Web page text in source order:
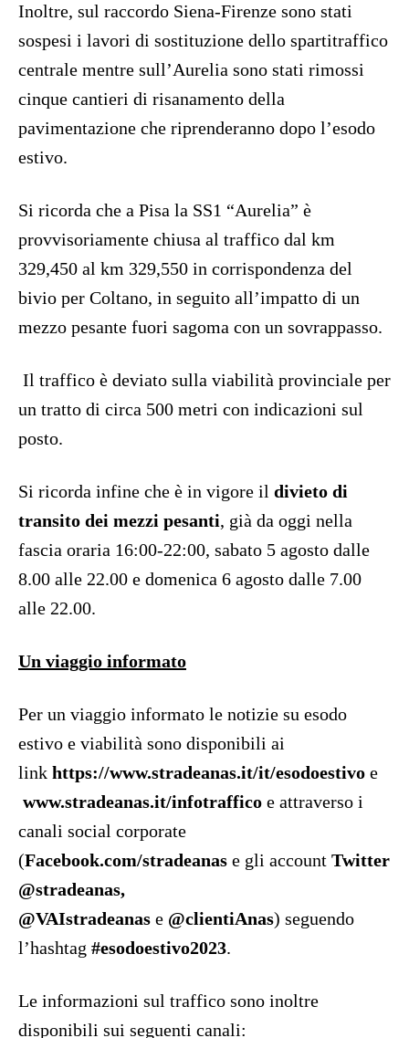
Inoltre, sul raccordo Siena-Firenze sono stati
sospesi i lavori di sostituzione dello spartitraffico
centrale mentre sull’Aurelia sono stati rimossi
cinque cantieri di risanamento della
pavimentazione che riprenderanno dopo l’esodo
estivo.
Si ricorda che a Pisa la SS1 “Aurelia” è
provvisoriamente chiusa al traffico dal km
329,450 al km 329,550 in corrispondenza del
bivio per Coltano, in seguito all’impatto di un
mezzo pesante fuori sagoma con un sovrappasso.
Il traffico è deviato sulla viabilità provinciale per
un tratto di circa 500 metri con indicazioni sul
posto.
Si ricorda infine che è in vigore il divieto di
transito dei mezzi pesanti, già da oggi nella
fascia oraria 16:00-22:00, sabato 5 agosto dalle
8.00 alle 22.00 e domenica 6 agosto dalle 7.00
alle 22.00.
Un viaggio informato
Per un viaggio informato le notizie su esodo
estivo e viabilità sono disponibili ai
link https://www.stradeanas.it/it/esodoestivo e
www.stradeanas.it/infotraffico e attraverso i
canali social corporate
(Facebook.com/stradeanas e gli account Twitter
@stradeanas,
@VAIstradeanas e @clientiAnas) seguendo
l’hashtag #esodoestivo2023.
Le informazioni sul traffico sono inoltre
disponibili sui seguenti canali: